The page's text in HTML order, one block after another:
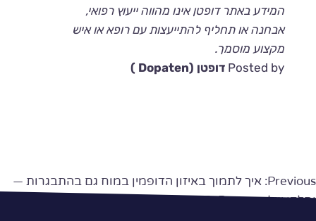
המידע באתר דופטן אינו מהווה ייעוץ רפואי,
אבחנה או תחליף להתייעצות עם רופא או איש
מקצוע מוסמך.
Posted by דופטן (Dopaten )
ניווט
Previous: איך לתמוך באיזון הדופמין במוח גם בהתבגרות —
וחלקו של האנזים MAO-B בתהליך?